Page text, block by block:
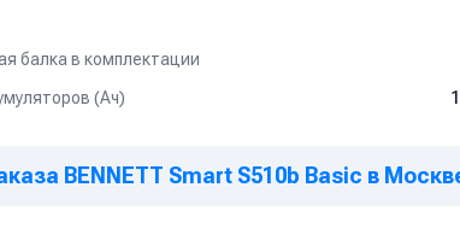
балка в комплектации
(Ач)
BENNETT Smart S510b Basic в